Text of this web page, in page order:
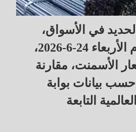
في الأسواق،
خلال تعاملات اليوم الأربعاء 24-6-2026،
الأسمنت، مقارنة
بيانات بوابة
التابعة